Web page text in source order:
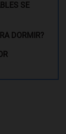
SE
DORMIR?